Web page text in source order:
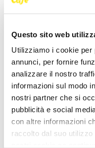
Questo sito web
Utilizziamo i cookie per
annunci, per fornire
analizzare il nostro
informazioni sul modo
nostri partner che si
pubblicità e social
con altre informazioni
raccolto dal suo
Poliziotti sempre più sotto
pressione: “Così rischiamo
non trovare più [...]